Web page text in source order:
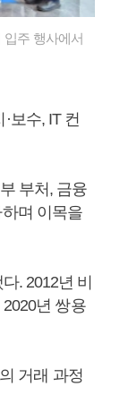
입주 행사에서
보수, IT 컨
부처, 금융
며 이목을
. 2012년 비
년 쌍용
거래 과정